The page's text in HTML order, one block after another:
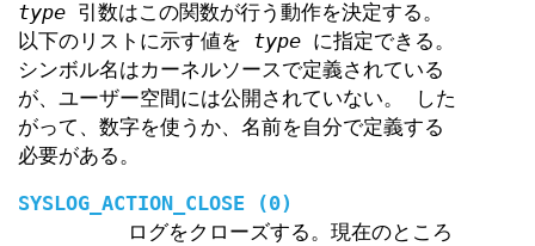
type 引数はこの関数が行う動作を決定する。
以下のリストに示す値を type に指定できる。
シンボル名はカーネルソースで定義されている
が、ユーザー空間には公開されていない。 した
がって、数字を使うか、名前を自分で定義する
必要がある。
SYSLOG_ACTION_CLOSE (0)
ログをクローズする。現在のところ